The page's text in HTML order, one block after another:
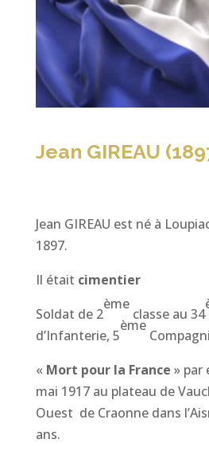
Jean GIREAU
Jean GIREAU est né à
1897.
Il était cimentier
Soldat de 2
ème
classe au 34
d’Infanterie, 5
ème
« Mort pour la France » par
mai 1917 au plateau de
Ouest de Craonne dans
ans.